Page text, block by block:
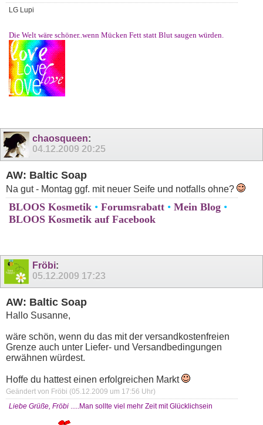
LG Lupi
Die Welt wäre schöner..wenn Mücken Fett statt Blut saugen würden.
chaosqueen:
04.12.2009 20:25
AW: Baltic Soap
Na gut - Montag ggf. mit neuer Seife und notfalls ohne?
BLOOS Kosmetik • Forumsrabatt • Mein Blog •
BLOOS Kosmetik auf Facebook
Fröbi:
05.12.2009 17:23
AW: Baltic Soap
Hallo Susanne,
wäre schön, wenn du das mit der versandkostenfreien
Grenze auch unter Liefer- und Versandbedingungen
erwähnen würdest.
Hoffe du hattest einen erfolgreichen Markt
Geändert von Fröbi (05.12.2009 um 17:56 Uhr)
Liebe Grüße, Fröbi
.....Man sollte viel mehr Zeit mit Glücklichsein